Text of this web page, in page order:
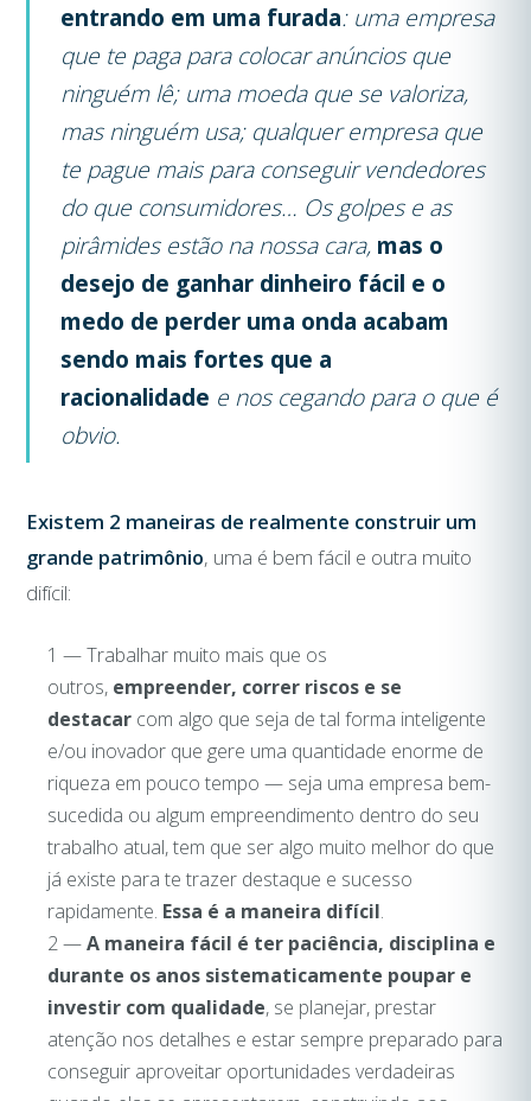
entrando em uma furada: uma empresa
que te paga para colocar anúncios que
ninguém lê; uma moeda que se valoriza,
mas ninguém usa; qualquer empresa que
te pague mais para conseguir vendedores
do que consumidores… Os golpes e as
pirâmides estão na nossa cara, mas o
desejo de ganhar dinheiro fácil e o
medo de perder uma onda acabam
sendo mais fortes que a
racionalidade e nos cegando para o que é
obvio.
Existem 2 maneiras de realmente construir um
grande patrimônio, uma é bem fácil e outra muito
difícil:
1 — Trabalhar muito mais que os
outros, empreender, correr riscos e se
destacarcom algo que seja de tal forma inteligente
e/ou inovador que gere uma quantidade enorme de
riqueza em pouco tempo — seja uma empresa bem-
sucedida ou algum empreendimento dentro do seu
trabalho atual, tem que ser algo muito melhor do que
já existe para te trazer destaque e sucesso
rapidamente. Essa é a maneira difícil.
2 —A maneira fácil é ter paciência, disciplina e
durante os anos sistematicamente poupar e
investir com qualidade, se planejar, prestar
atenção nos detalhes e estar sempre preparado para
conseguir aproveitar oportunidades verdadeiras